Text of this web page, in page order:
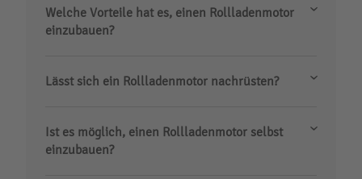
Welche Vorteile hat es, einen Rollladenmotor
einzubauen?
Lässt sich ein Rollladenmotor nachrüsten?
Ist es möglich, einen Rollladenmotor selbst
einzubauen?